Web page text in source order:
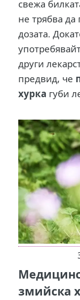
свежа
не трябва да
дозата.
други
предвид, че
хурка губи
змийска